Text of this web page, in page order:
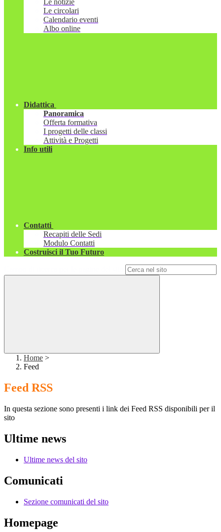
Le notizie
Le circolari
Calendario eventi
Albo online
Didattica
Panoramica
Offerta formativa
I progetti delle classi
Attività e Progetti
Info utili
Contatti
Recapiti delle Sedi
Modulo Contatti
Costruisci il Tuo Futuro
Home >
Feed
Feed RSS
In questa sezione sono presenti i link dei Feed RSS disponibili per il
sito
Ultime news
Ultime news del sito
Comunicati
Sezione comunicati del sito
Homepage